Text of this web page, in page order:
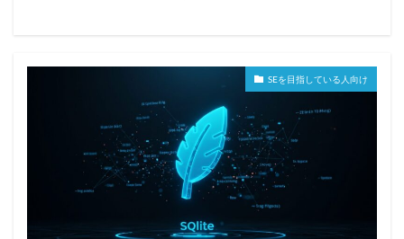
SEを目指している人向け